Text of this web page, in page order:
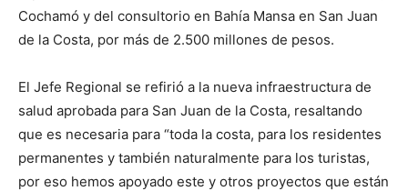
Cochamó y del consultorio en Bahía Mansa en San Juan
de la Costa, por más de 2.500 millones de pesos.
El Jefe Regional se refirió a la nueva infraestructura de
salud aprobada para San Juan de la Costa, resaltando
que es necesaria para “toda la costa, para los residentes
permanentes y también naturalmente para los turistas,
por eso hemos apoyado este y otros proyectos que están